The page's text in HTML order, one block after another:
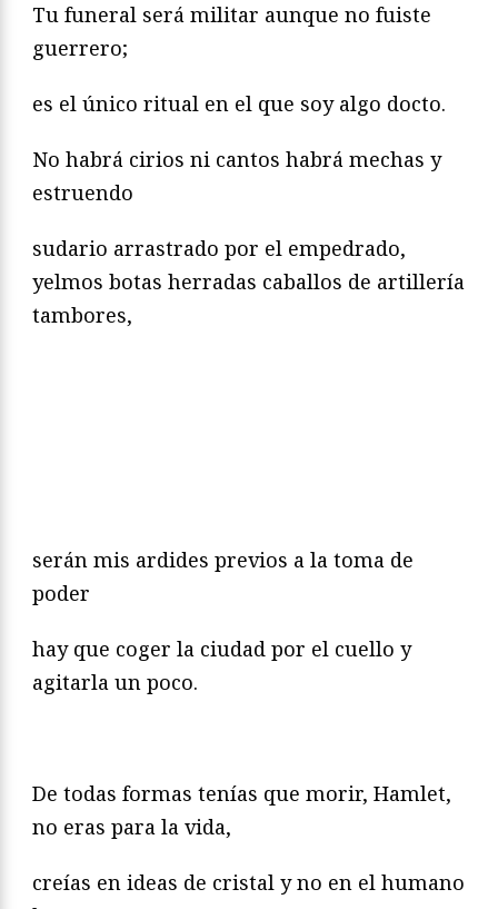
Tu funeral será militar aunque no fuiste
guerrero;
es el único ritual en el que soy algo docto.
No habrá cirios ni cantos habrá mechas y
estruendo
sudario arrastrado por el empedrado,
yelmos botas herradas caballos de artillería
tambores,
serán mis ardides previos a la toma de
poder
hay que coger la ciudad por el cuello y
agitarla un poco.
De todas formas tenías que morir, Hamlet,
no eras para la vida,
creías en ideas de cristal y no en el humano